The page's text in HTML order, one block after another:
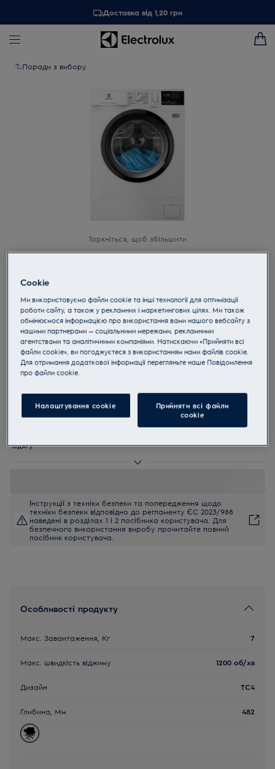
Доставка від 1,20 грн
Поради з вибору
Торкніться, щоб збільшити
EWS6427BU
PerfectCare 600 Компактна
пральна машина з фронтальним
завантаженням
5 (5)
Заощаджуйте місце з пральною машиною серії 600 PerfectCare з
SensiCare.
Технологія SensiCare автоматично регулює час, витрати води та
одягу
Інструкції з техніки безпеки та попередження щодо
техніки безпеки відповідно до регламенту ЄС 2023/988
наведені в розділах 1 і 2 посібника користувача. Для
безпечного використання виробу прочитайте повний
посібник користувача.
Особливості продукту
Макс. Завантаження, Кг 7
Макс. швидкість віджиму 1200 об/хв
Дизайн TC4
Глибина, Мм 482
Cookie
Ми використовуємо файли cookie та інші технології для оптимізації
роботи сайту, а також у рекламних і маркетингових цілях. Ми також
обмінюємося інформацією про використання вами нашого вебсайту з
нашими партнерами — соціальними мережами, рекламними
агентствами та аналітичними компаніями. Натискаючи «Прийняти всі
файли cookie», ви погоджуєтеся з використанням нами файлів cookie.
Для отримання додаткової інформації перегляньте наше Пoвідомлення
прo файли cookie.
Налаштування cookie
Прийняти всі файли
сookie